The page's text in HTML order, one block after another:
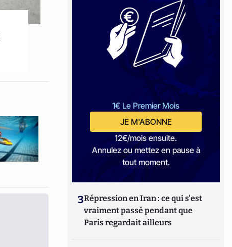
1€ Le Premier Mois
JE M'ABONNE
12€/mois ensuite.
Annulez ou mettez en pause à
tout moment.
3Répression en Iran : ce qui s'est
vraiment passé pendant que
Paris regardait ailleurs